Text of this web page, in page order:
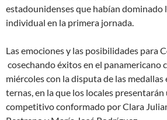
estadounidenses que habían dominado
individual en la primera jornada.
Las emociones y las posibilidades para
cosechando éxitos en el panamericano
miércoles con la disputa de las
ternas, en la que los locales
competitivo conformado por Clara